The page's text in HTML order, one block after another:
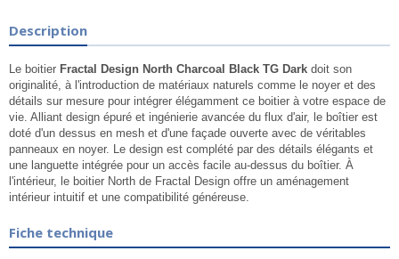
Description
Le boitier Fractal Design North Charcoal Black TG Dark doit son
originalité, à l'introduction de matériaux naturels comme le noyer et des
détails sur mesure pour intégrer élégamment ce boitier à votre espace de
vie. Alliant design épuré et ingénierie avancée du flux d'air, le boîtier est
doté d'un dessus en mesh et d'une façade ouverte avec de véritables
panneaux en noyer. Le design est complété par des détails élégants et
une languette intégrée pour un accès facile au-dessus du boîtier. À
l'intérieur, le boitier North de Fractal Design offre un aménagement
intérieur intuitif et une compatibilité généreuse.
Fiche technique